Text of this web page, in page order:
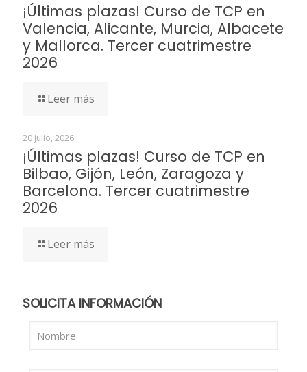
¡Últimas plazas! Curso de TCP en
Valencia, Alicante, Murcia, Albacete
y Mallorca. Tercer cuatrimestre
2026
Leer más
20 julio, 2026
¡Últimas plazas! Curso de TCP en
Bilbao, Gijón, León, Zaragoza y
Barcelona. Tercer cuatrimestre
2026
Leer más
SOLICITA INFORMACIÓN